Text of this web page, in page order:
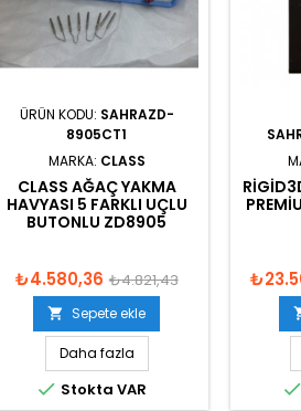
ÜRÜN KODU: SAHRAZD-
8905CT1
MARKA: CLASS
CLASS AĞAÇ YAKMA
HAVYASI 5 FARKLI UÇLU
BUTONLU ZD8905
₺4.580,36 ₺4.821,43
 Sepete ekle
Daha fazla
 Stokta VAR